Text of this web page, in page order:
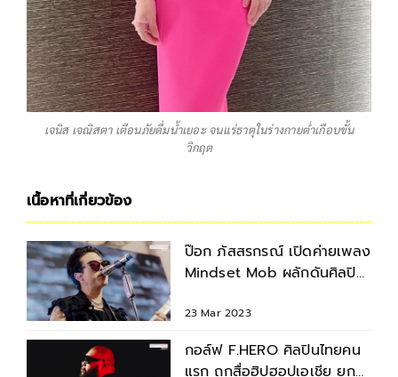
เจนิส เจณิสตา เตือนภัยดื่มน้ำเยอะ จนแร่ธาตุในร่างกายต่ำเกือบขั้น
วิกฤต
เนื้อหาที่เกี่ยวข้อง
ป๊อก ภัสสรกรณ์ เปิดค่ายเพลง
Mindset Mob ผลักดันศิลปิน
23 Mar 2023
กอล์ฟ F.HERO ศิลปินไทยคน
แรก ถูกสื่อฮิปฮอปเอเชีย ยก